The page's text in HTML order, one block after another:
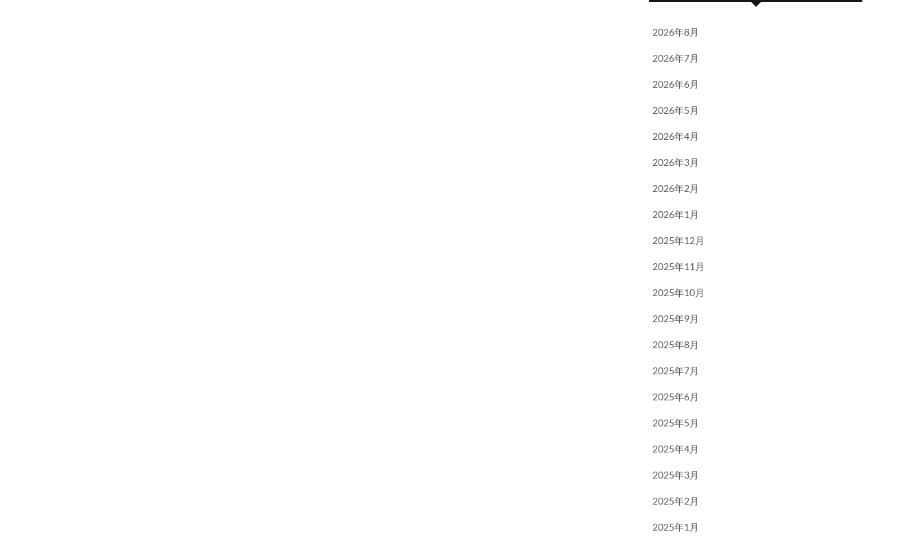
2026年8月
2026年7月
2026年6月
2026年5月
2026年4月
2026年3月
2026年2月
2026年1月
2025年12月
2025年11月
2025年10月
2025年9月
2025年8月
2025年7月
2025年6月
2025年5月
2025年4月
2025年3月
2025年2月
2025年1月